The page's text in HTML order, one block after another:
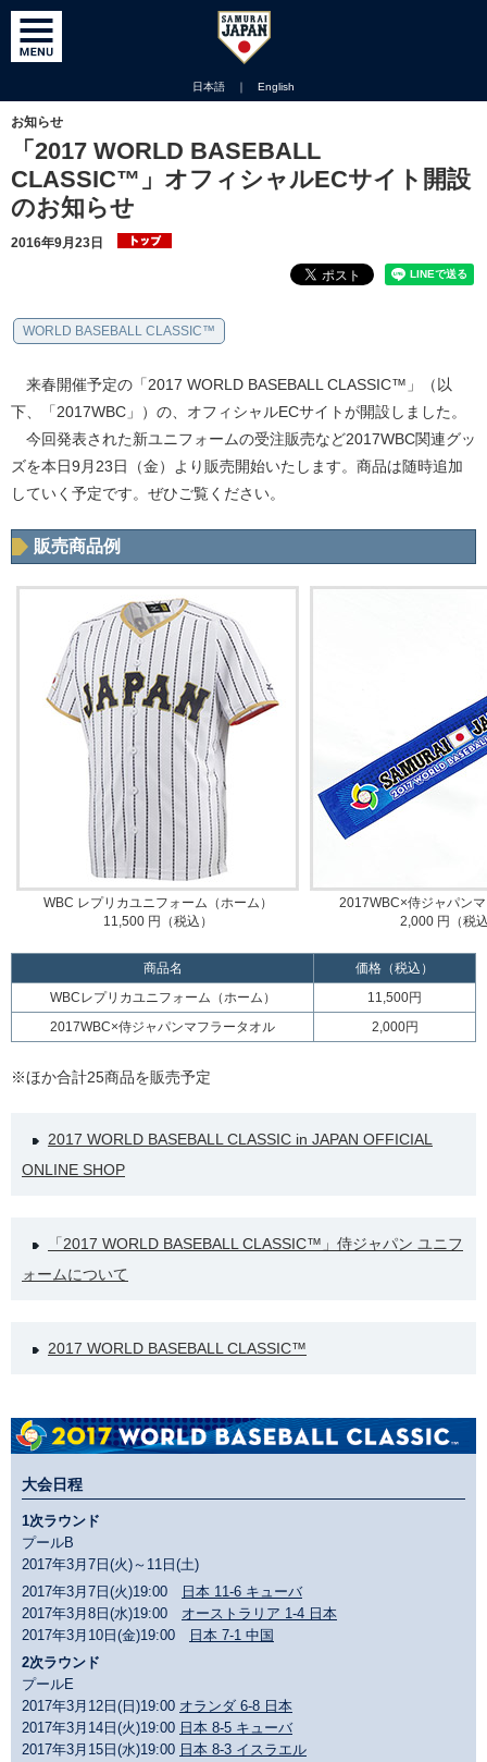
日本語 ｜ English
お知らせ
「2017 WORLD BASEBALL
CLASSIC™」オフィシャルECサイト開設
のお知らせ
2016年9月23日
WORLD BASEBALL CLASSIC™
来春開催予定の「2017 WORLD BASEBALL CLASSIC™」（以
下、「2017WBC」）の、オフィシャルECサイトが開設しました。
今回発表された新ユニフォームの受注販売など2017WBC関連グッ
ズを本日9月23日（金）より販売開始いたします。商品は随時追加
していく予定です。ぜひご覧ください。
販売商品例
WBC レプリカユニフォーム（ホーム）
11,500 円（税込）
2017WBC×侍ジャパン
2,000 円（税
商品名
価格（税込）
WBCレプリカユニフォーム（ホーム）
11,500円
2017WBC×侍ジャパンマフラータオル
2,000円
※ほか合計25商品を販売予定
2017 WORLD BASEBALL CLASSIC in JAPAN OFFICIAL
ONLINE SHOP
「2017 WORLD BASEBALL CLASSIC™」侍ジャパン ユニフ
ォームについて
2017 WORLD BASEBALL CLASSIC™
大会日程
1次ラウンド
プールB
2017年3月7日(火)～11日(土)
2017年3月7日(火)19:00
日本 11-6 キューバ
2017年3月8日(水)19:00 オーストラリア 1-4 日本
2017年3月10日(金)19:00
日本 7-1 中国
2次ラウンド
プールE
2017年3月12日(日)19:00 オランダ 6-8 日本
2017年3月14日(火)19:00 日本 8-5 キューバ
2017年3月15日(水)19:00 日本 8-3 イスラエル